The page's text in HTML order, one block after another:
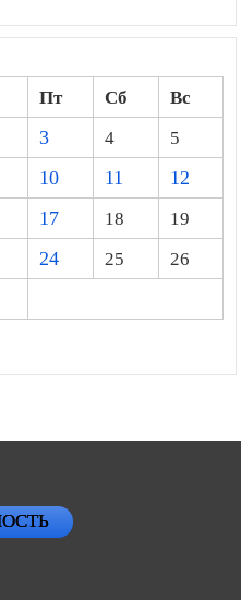
Пт Сб
Вс
3 4
5
10 11
12
17 18
19
24 25
26